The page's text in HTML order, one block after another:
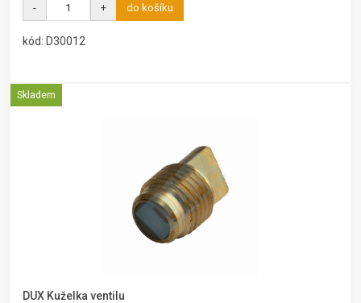
- + do košíku
kód: D30012
Skladem
DUX Kuželka ventilu